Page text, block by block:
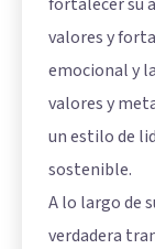
valores y
emocional y
valores y
un estilo de
sostenible.
A lo largo de
verdadera